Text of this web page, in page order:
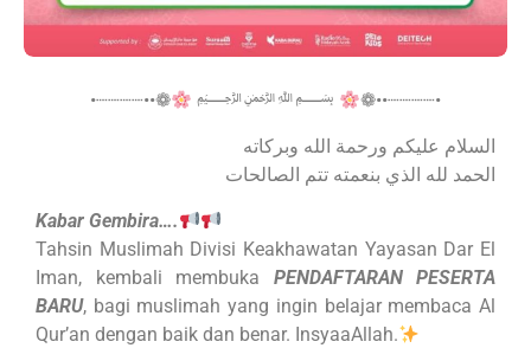
•┈┈┈┈••❁ ﷽ ❁••┈┈┈┈•
السلام عليكم ورحمة الله وبركاته
الحمد لله الذي بنعمته تتم الصالحات
Kabar Gembira….
Tahsin Muslimah Divisi Keakhawatan Yayasan Dar El
Iman, kembali membuka PENDAFTARAN PESERTA
BARU, bagi muslimah yang ingin belajar membaca Al
Qur’an dengan baik dan benar. InsyaaAllah.